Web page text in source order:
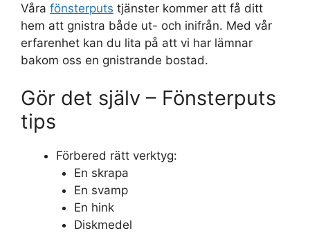
Våra fönsterputs tjänster kommer att få ditt
hem att gnistra både ut- och inifrån. Med vår
erfarenhet kan du lita på att vi har lämnar
bakom oss en gnistrande bostad.
Gör det själv – Fönsterputs
tips
Förbered rätt verktyg:
En skrapa
En svamp
En hink
Diskmedel